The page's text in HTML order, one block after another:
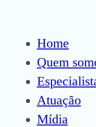
Home
Quem
Atuação
Mídia